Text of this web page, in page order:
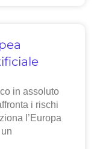
in assoluto
i rischi
l’Europa